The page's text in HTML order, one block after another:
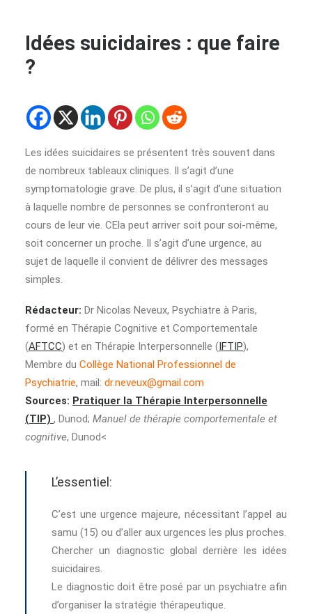
Idées suicidaires : que faire
?
Les idées suicidaires se présentent très souvent dans
de nombreux tableaux cliniques. Il s’agit d’une
symptomatologie grave. De plus, il s’agit d’une situation
à laquelle nombre de personnes se confronteront au
cours de leur vie. CEla peut arriver soit pour soi-même,
soit concerner un proche. Il s’agit d’une urgence, au
sujet de laquelle il convient de délivrer des messages
simples.
Rédacteur: Dr Nicolas Neveux, Psychiatre à Paris,
formé en Thérapie Cognitive et Comportementale
(AFTCC) et en Thérapie Interpersonnelle (IFTIP),
Membre du Collège National Professionnel de
Psychiatrie, mail: dr.neveux@gmail.com
Sources: Pratiquer la Thérapie Interpersonnelle
(TIP) , Dunod; Manuel de thérapie comportementale et
cognitive, Dunod<
L’essentiel:
C’est une urgence majeure, nécessitant l’appel au
samu (15) ou d’aller aux urgences les plus proches.
Chercher un diagnostic global derrière les idées
suicidaires.
Le diagnostic doit être posé par un psychiatre afin
d’organiser la stratégie thérapeutique.